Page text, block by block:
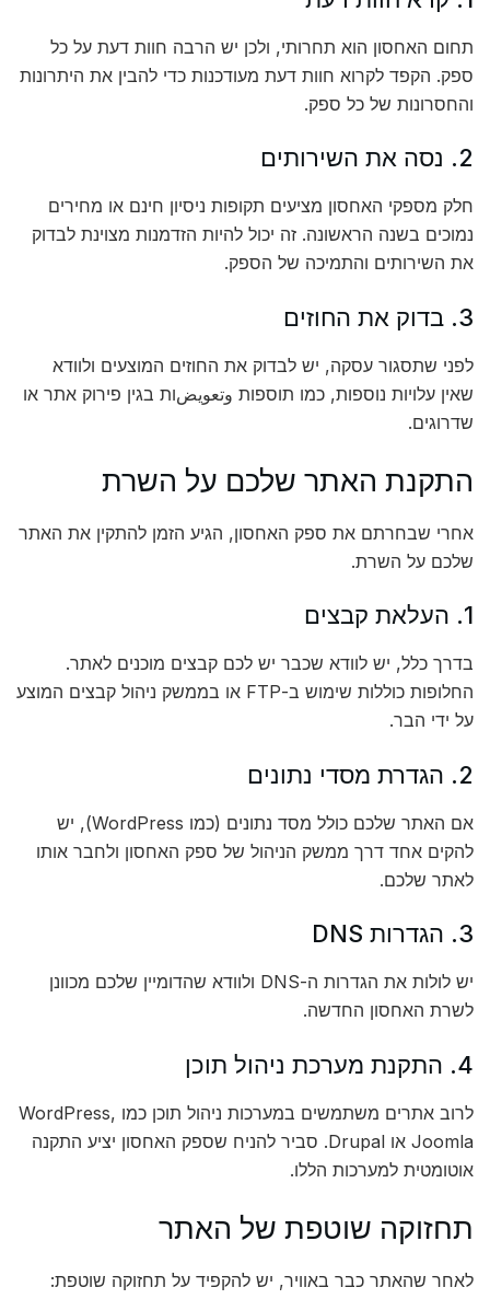
תחום האחסון הוא תחרותי, ולכן יש הרבה חוות דעת על כל
ספק. הקפד לקרוא חוות דעת מעודכנות כדי להבין את היתרונות
והחסרונות של כל ספק.
2. נסה את השירותים
חלק מספקי האחסון מציעים תקופות ניסיון חינם או מחירים
נמוכים בשנה הראשונה. זה יכול להיות הזדמנות מצוינת לבדוק
את השירותים והתמיכה של הספק.
3. בדוק את החוזים
לפני שתסגור עסקה, יש לבדוק את החוזים המוצעים ולוודא
שאין עלויות נוספות, כמו תוספות وتعويضות בגין פירוק אתר או
שדרוגים.
התקנת האתר שלכם על השרת
אחרי שבחרתם את ספק האחסון, הגיע הזמן להתקין את האתר
שלכם על השרת.
1. העלאת קבצים
בדרך כלל, יש לוודא שכבר יש לכם קבצים מוכנים לאתר.
החלופות כוללות שימוש ב-FTP או בממשק ניהול קבצים המוצע
על ידי הבר.
2. הגדרת מסדי נתונים
אם האתר שלכם כולל מסד נתונים (כמו WordPress), יש
להקים אחד דרך ממשק הניהול של ספק האחסון ולחבר אותו
לאתר שלכם.
3. הגדרות DNS
יש לולות את הגדרות ה-DNS ולוודא שהדומיין שלכם מכוונן
לשרת האחסון החדשה.
4. התקנת מערכת ניהול תוכן
לרוב אתרים משתמשים במערכות ניהול תוכן כמו WordPress,
Joomla או Drupal. סביר להניח שספק האחסון יציע התקנה
אוטומטית למערכות הללו.
תחזוקה שוטפת של האתר
לאחר שהאתר כבר באוויר, יש להקפיד על תחזוקה שוטפת: